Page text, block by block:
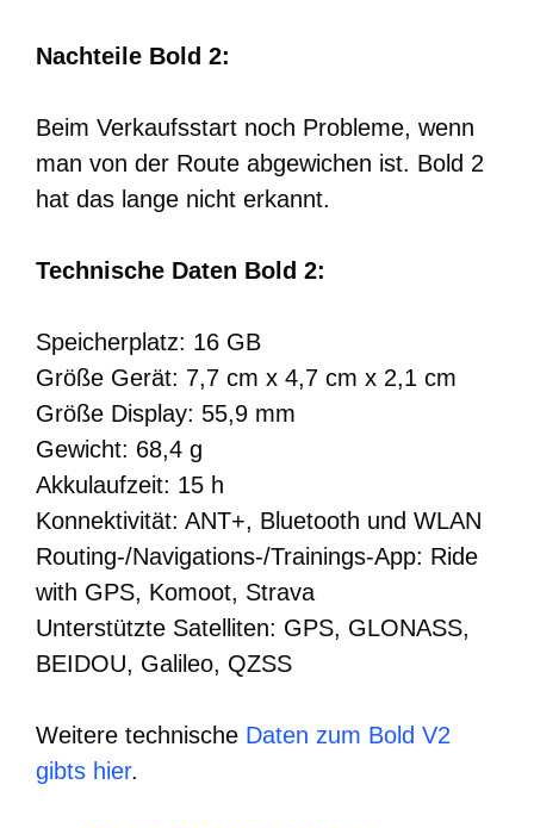
Nachteile Bold 2:
Beim Verkaufsstart noch Probleme, wenn
man von der Route abgewichen ist. Bold 2
hat das lange nicht erkannt.
Technische Daten Bold 2:
Speicherplatz: 16 GB
Größe Gerät: 7,7 cm x 4,7 cm x 2,1 cm
Größe Display: 55,9 mm
Gewicht: 68,4 g
Akkulaufzeit: 15 h
Konnektivität: ANT+, Bluetooth und WLAN
Routing-/Navigations-/Trainings-App: Ride
with GPS, Komoot, Strava
Unterstützte Satelliten: GPS, GLONASS,
BEIDOU, Galileo, QZSS
Weitere technische Daten zum Bold V2
gibts hier.